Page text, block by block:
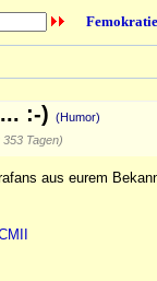
:-) (Humor)
Tagen)
aus eurem